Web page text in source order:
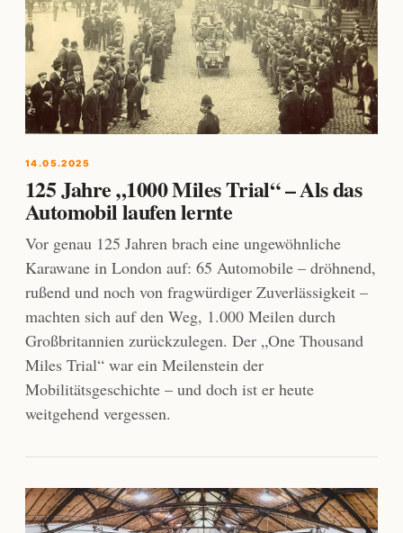
14.05.2025
125 Jahre „1000 Miles Trial“ – Als das
Automobil laufen lernte
Vor genau 125 Jahren brach eine ungewöhnliche
Karawane in London auf: 65 Automobile – dröhnend,
rußend und noch von fragwürdiger Zuverlässigkeit –
machten sich auf den Weg, 1.000 Meilen durch
Großbritannien zurückzulegen. Der „One Thousand
Miles Trial“ war ein Meilenstein der
Mobilitätsgeschichte – und doch ist er heute
weitgehend vergessen.